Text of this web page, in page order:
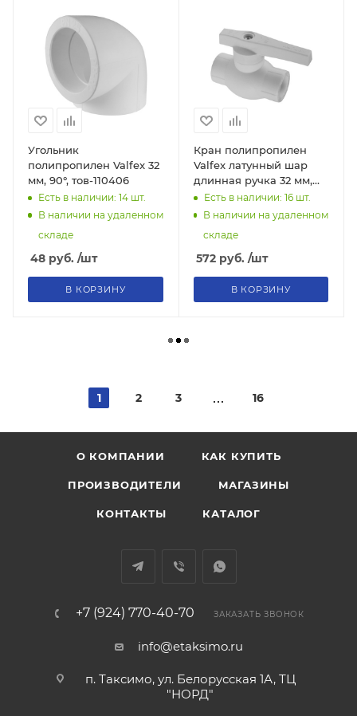
Угольник
полипропилен Valfex 32
мм, 90°, тов-110406
Есть в наличии: 14 шт.
В наличии на удаленном
складе
48 руб. /шт
В КОРЗИНУ
Кран полипропилен
Valfex латунный шар
длинная ручка 32 мм,
тов-098190
Есть в наличии: 16шт.
В наличии на удаленном
складе
572руб. /шт
В КОРЗИНУ
1 2 3 16
О КОМПАНИИ КАК КУПИТЬ
ПРОИЗВОДИТЕЛИ МАГАЗИНЫ
КОНТАКТЫ КАТАЛОГ
+7 (924) 770-40-70 ЗАКАЗАТЬ ЗВОНОК
info@etaksimo.ru
п. Таксимо, ул. Белорусская 1А, ТЦ
"НОРД"